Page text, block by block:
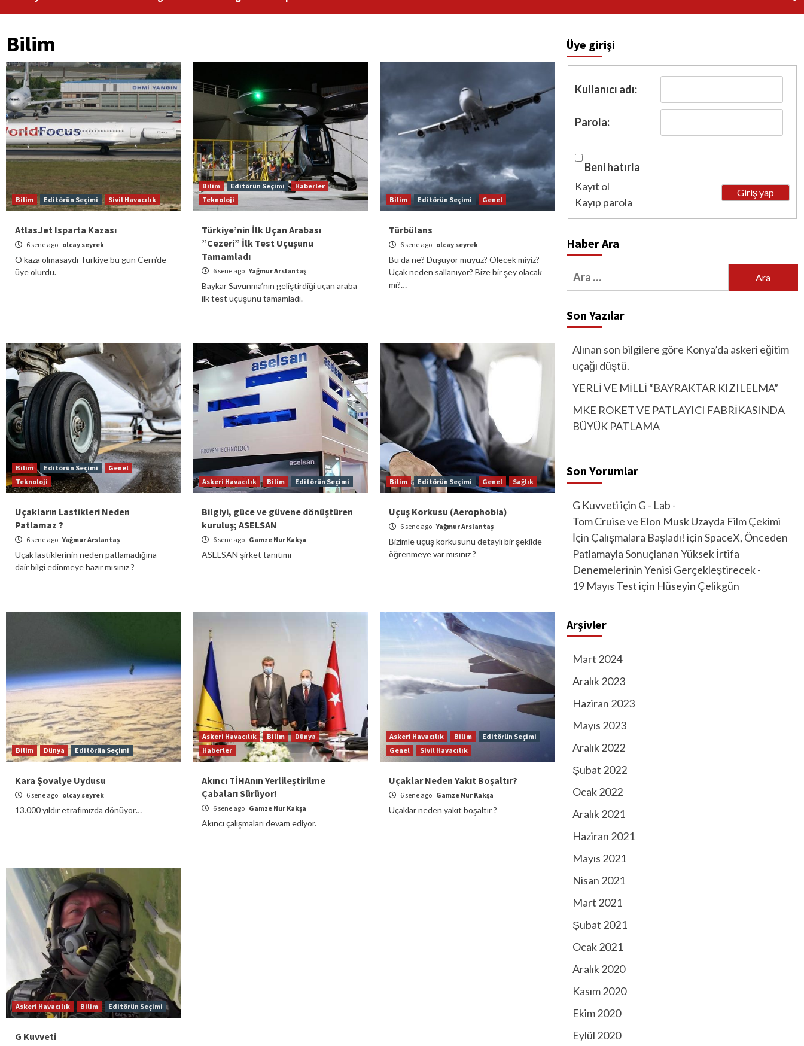
Bilim
Bilim Editörün Seçimi Sivil Havacılık
AtlasJet Isparta Kazası
6 sene ago olcay seyrek
O kaza olmasaydı Türkiye bu gün Cern’de
üye olurdu.
Bilim Editörün Seçimi
Haberler
Teknoloji
Türkiye’nin İlk Uçan Arabası
”Cezeri” İlk Test Uçuşunu
Tamamladı
6 sene ago Yağmur Arslantaş
Baykar Savunma’nın geliştirdiği uçan araba
ilk test uçuşunu tamamladı.
Bilim Editörün Seçimi Genel
Türbülans
6 sene ago olcay seyrek
Bu da ne? Düşüyor muyuz? Ölecek miyiz?
Uçak neden sallanıyor? Bize bir şey olacak
mı?…
Bilim Editörün Seçimi
Genel
Teknoloji
Uçakların Lastikleri Neden
Patlamaz ?
6 sene ago Yağmur Arslantaş
Uçak lastiklerinin neden patlamadığına
dair bilgi edinmeye hazır mısınız ?
Askeri Havacılık Bilim Editörün Seçimi
Bilgiyi, güce ve güvene dönüştüren
kuruluş; ASELSAN
6 sene ago Gamze Nur Kakşa
ASELSAN şirket tanıtımı
Bilim Editörün Seçimi Genel Sağlık
Uçuş Korkusu (Aerophobia)
6 sene ago Yağmur Arslantaş
Bizimle uçuş korkusunu detaylı bir şekilde
öğrenmeye var mısınız ?
Bilim Dünya Editörün Seçimi
Kara Şovalye Uydusu
6 sene ago olcay seyrek
13.000 yıldır etrafımızda dönüyor…
Askeri Havacılık Bilim
Dünya
Haberler
Akıncı TİHAnın Yerlileştirilme
Çabaları Sürüyor!
6 sene ago Gamze Nur Kakşa
Akıncı çalışmaları devam ediyor.
Askeri Havacılık Bilim
Editörün Seçimi
Genel
Sivil Havacılık
Uçaklar Neden Yakıt Boşaltır?
6 sene ago Gamze Nur Kakşa
Uçaklar neden yakıt boşaltır ?
Askeri Havacılık Bilim Editörün Seçimi
G Kuvveti
Üye girişi
Kullanıcı adı:
Parola:
Beni hatırla
Giriş yap
Kayıt ol
Kayıp parola
Haber Ara
Arama:
Son Yazılar
Alınan son bilgilere göre Konya’da askeri eğitim
uçağı düştü.
YERLİ VE MİLLİ “BAYRAKTAR KIZILELMA”
MKE ROKET VE PATLAYICI FABRİKASINDA
BÜYÜK PATLAMA
Son Yorumlar
G Kuvvetiiçin G - Lab -
Tom Cruise ve Elon Musk Uzayda Film Çekimi
İçin Çalışmalara Başladı! içinSpaceX, Önceden
Patlamayla Sonuçlanan Yüksek İrtifa
Denemelerinin Yenisi Gerçekleştirecek -
19 Mayıs Testiçin Hüseyin Çelikgün
Arşivler
Mart 2024
Aralık 2023
Haziran 2023
Mayıs 2023
Aralık 2022
Şubat 2022
Ocak 2022
Aralık 2021
Haziran 2021
Mayıs 2021
Nisan 2021
Mart 2021
Şubat 2021
Ocak 2021
Aralık 2020
Kasım 2020
Ekim 2020
Eylül 2020